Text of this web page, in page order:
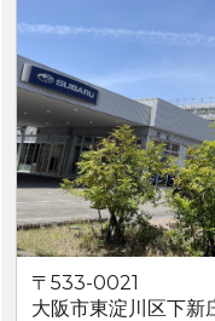
〒533-0021
大阪市東淀川区下新